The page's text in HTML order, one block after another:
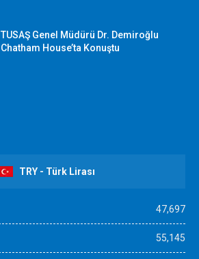
TUSAŞ Genel Müdürü Dr. Demiroğlu
Chatham House’ta Konuştu
TRY - Türk Lirası
47,697
55,145